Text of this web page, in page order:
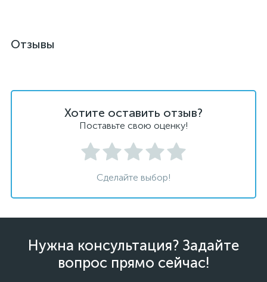
Отзывы
Хотите оставить отзыв?
Поставьте свою оценку!
Сделайте выбор!
Нужна консультация? Задайте
вопрос прямо сейчас!